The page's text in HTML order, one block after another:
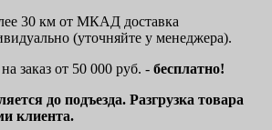
30 км от МКАД доставка
(уточняйте у менеджера).
заказ от 50 000 руб. - бесплатно!
до подъезда. Разгрузка товара
клиента.